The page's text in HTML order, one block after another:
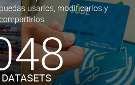
usarlos, modificarlos y
DATASETS